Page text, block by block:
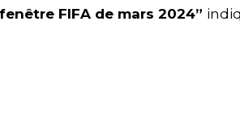
FIFA de mars 2024”